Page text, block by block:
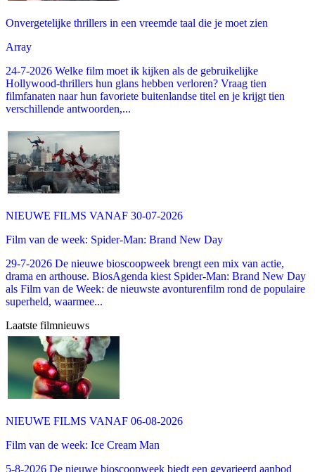
Onvergetelijke thrillers in een vreemde taal die je moet zien
Array
24-7-2026 Welke film moet ik kijken als de gebruikelijke
Hollywood-thrillers hun glans hebben verloren? Vraag tien
filmfanaten naar hun favoriete buitenlandse titel en je krijgt tien
verschillende antwoorden,...
NIEUWE FILMS VANAF 30-07-2026
Film van de week: Spider-Man: Brand New Day
29-7-2026 De nieuwe bioscoopweek brengt een mix van actie,
drama en arthouse. BiosAgenda kiest Spider-Man: Brand New Day
als Film van de Week: de nieuwste avonturenfilm rond de populaire
superheld, waarmee...
Laatste filmnieuws
NIEUWE FILMS VANAF 06-08-2026
Film van de week: Ice Cream Man
5-8-2026 De nieuwe bioscoopweek biedt een gevarieerd aanbod